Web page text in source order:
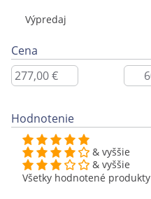
Výpredaj
Cena
Hodnotenie
& vyššie
& vyššie
Všetky hodnotené produkty